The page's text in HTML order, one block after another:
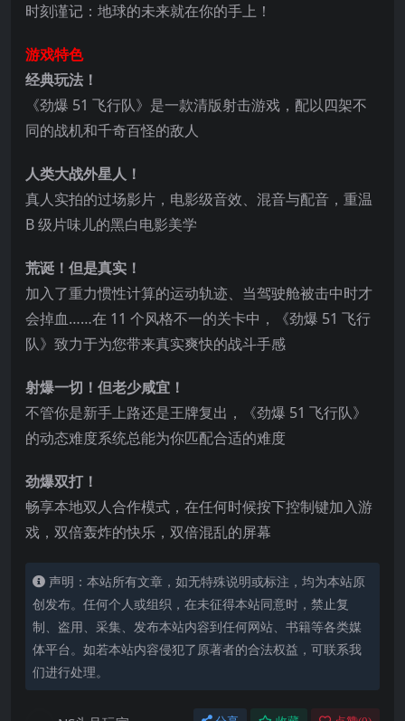
时刻谨记：地球的未来就在你的手上！
游戏特色
经典玩法！
《劲爆 51 飞行队》是一款清版射击游戏，配以四架不
同的战机和千奇百怪的敌人
人类大战外星人！
真人实拍的过场影片，电影级音效、混音与配音，重温
B 级片味儿的黑白电影美学
荒诞！但是真实！
加入了重力惯性计算的运动轨迹、当驾驶舱被击中时才
会掉血……在 11 个风格不一的关卡中，《劲爆 51 飞行
队》致力于为您带来真实爽快的战斗手感
射爆一切！但老少咸宜！
不管你是新手上路还是王牌复出，《劲爆 51 飞行队》
的动态难度系统总能为你匹配合适的难度
劲爆双打！
畅享本地双人合作模式，在任何时候按下控制键加入游
戏，双倍轰炸的快乐，双倍混乱的屏幕
声明：本站所有文章，如无特殊说明或标注，均为本站原
创发布。任何个人或组织，在未征得本站同意时，禁止复
制、盗用、采集、发布本站内容到任何网站、书籍等各类媒
体平台。如若本站内容侵犯了原著者的合法权益，可联系我
们进行处理。